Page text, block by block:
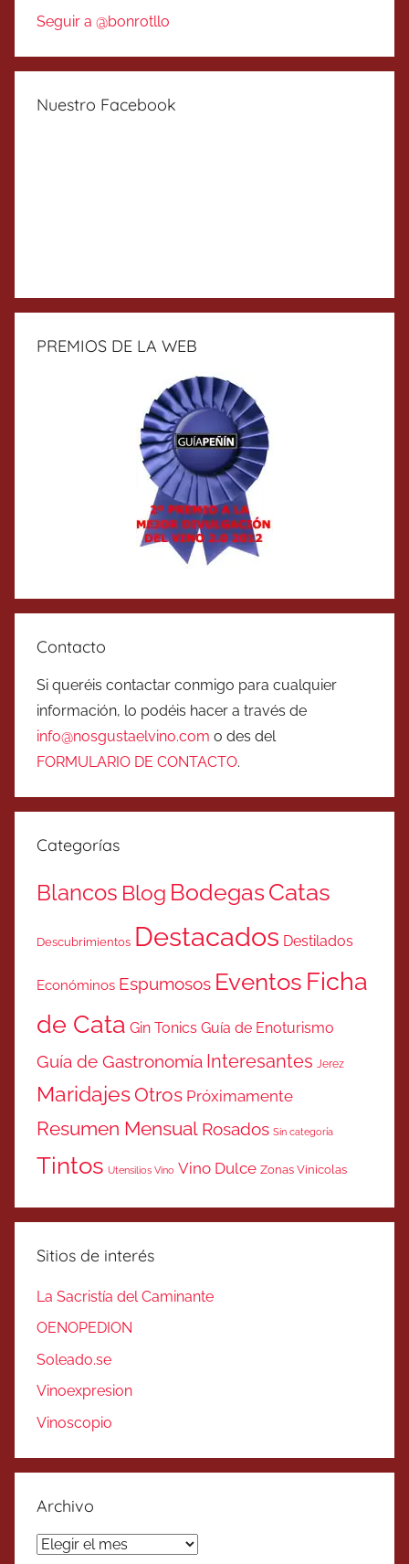
Seguir a @bonrotllo
Nuestro Facebook
PREMIOS DE LA WEB
Contacto
Si queréis contactar conmigo para cualquier
información, lo podéis hacer a través de
info@nosgustaelvino.com o des del
FORMULARIO DE CONTACTO.
Categorías
Blancos Blog BodegasCatas
Descubrimientos Destacados Destilados
Económinos Espumosos Eventos Ficha
de Cata Gin Tonics Guía de Enoturismo
Guía de Gastronomía Interesantes Jerez
MaridajesOtros Próximamente
Resumen Mensual Rosados Sin categoría
Tintos Utensilios Vino Vino Dulce Zonas Vinicolas
Sitios de interés
La Sacristía del Caminante
OENOPEDION
Soleado.se
Vinoexpresion
Vinoscopio
Archivo
Archivo